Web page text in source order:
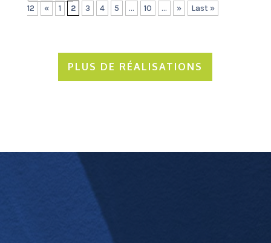
12
« 1 2 3 4 5 ... 10 ... » Last »
PLUS DE RÉALISATIONS